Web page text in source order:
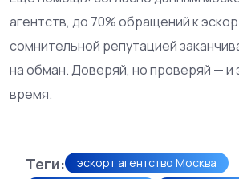
агентств, до 70% обращений к
сомнительной репутацией
на обман. Доверяй, но проверяй — и
время.
Теги:
эскорт агентство Москва